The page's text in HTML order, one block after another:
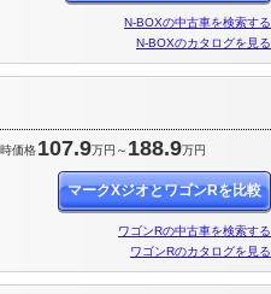
N-BOXの中古車を検索する
N-BOXのカタログを見る
価格107.9万円～ 188.9万円
マークXジオとワゴンRを比較
ワゴンRの中古車を検索する
ワゴンRのカタログを見る